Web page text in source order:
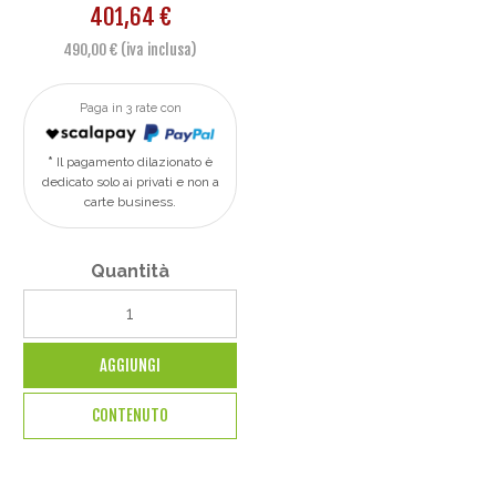
401,64 €
490,00 € (iva inclusa)
Paga in 3 rate con
Il pagamento dilazionato è
dedicato solo ai privati e non a
carte business.
Quantità
AGGIUNGI
CONTENUTO